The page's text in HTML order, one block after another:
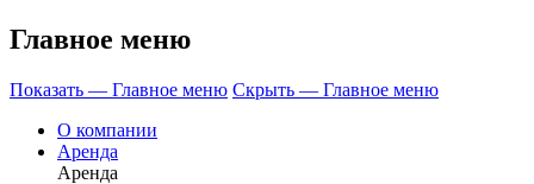
Главное меню
Показать — Главное меню Скрыть — Главное меню
О компании
Аренда
Аренда